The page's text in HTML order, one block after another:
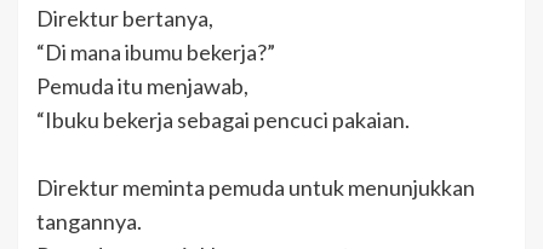
Direktur bertanya,
“Di mana ibumu bekerja?”
Pemuda itu menjawab,
“Ibuku bekerja sebagai pencuci pakaian.
Direktur meminta pemuda untuk menunjukkan
tangannya.